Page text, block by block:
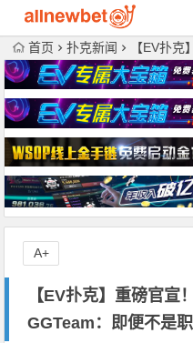
首页 扑克新闻 【EV扑克】重磅官
【EV扑克】重磅官宣
GGTeam：即便不是
A+